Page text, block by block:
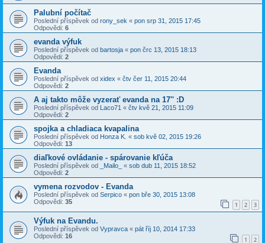
Palubní počítač
Poslední příspěvek od rony_sek « pon srp 31, 2015 17:45
Odpovědi: 6
evanda výfuk
Poslední příspěvek od bartosja « pon črc 13, 2015 18:13
Odpovědi: 2
Evanda
Poslední příspěvek od xidex « čtv čer 11, 2015 20:44
Odpovědi: 2
A aj takto môže vyzerať evanda na 17'' :D
Poslední příspěvek od Laco71 « čtv kvě 21, 2015 11:09
Odpovědi: 2
spojka a chladiaca kvapalina
Poslední příspěvek od Honza K. « sob kvě 02, 2015 19:26
Odpovědi: 13
diaľkové ovládanie - spárovanie kľúča
Poslední příspěvek od _Mailo_ « sob dub 11, 2015 18:52
Odpovědi: 2
vymena rozvodov - Evanda
Poslední příspěvek od Serpico « pon bře 30, 2015 13:08
Odpovědi: 35 1 2 3
Výfuk na Evandu.
Poslední příspěvek od Vypravca « pát říj 10, 2014 17:33
Odpovědi: 16 1 2